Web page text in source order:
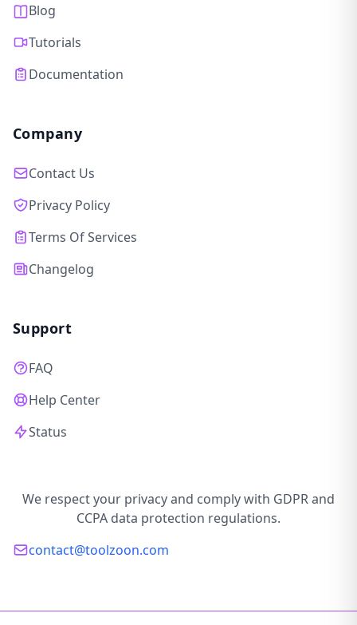
Blog
Tutorials
Documentation
Company
Contact Us
Privacy Policy
Terms Of Services
Changelog
Support
FAQ
Help Center
Status
We respect your privacy and comply with GDPR and
CCPA data protection regulations.
contact@toolzoon.com